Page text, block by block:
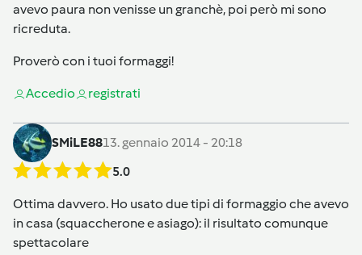
avevo paura non venisse un granchè, poi però mi sono
ricreduta.
Proverò con i tuoi formaggi!
Accedio registrati
SMiLE8813. gennaio 2014 - 20:18
5.0
Ottima davvero. Ho usato due tipi di formaggio che avevo
in casa (squaccherone e asiago): il risultato comunque
spettacolare